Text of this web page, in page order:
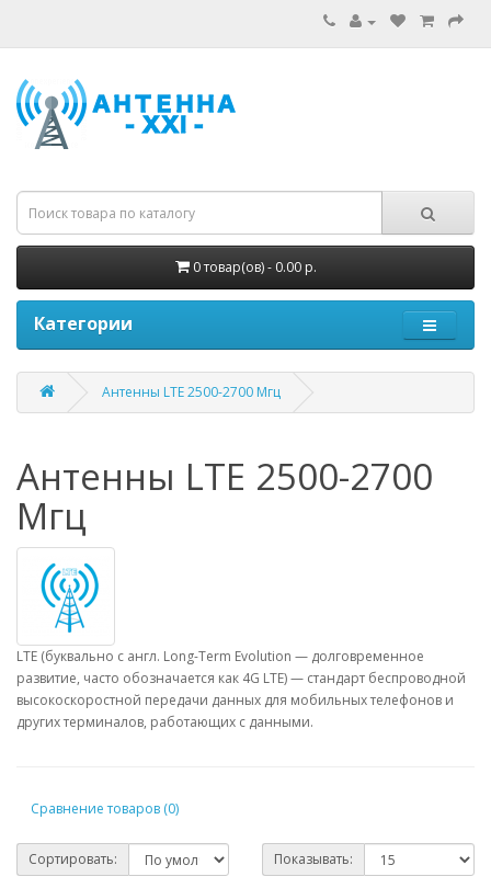
0 товар(ов) - 0.00 р.
Категории
Антенны LTE 2500-2700 Мгц
Антенны LTE 2500-2700
Мгц
LTE (буквально с англ. Long-Term Evolution — долговременное
развитие, часто обозначается как 4G LTE) — стандарт беспроводной
высокоскоростной передачи данных для мобильных телефонов и
других терминалов, работающих с данными.
Сравнение товаров (0)
Сортировать: Показывать: